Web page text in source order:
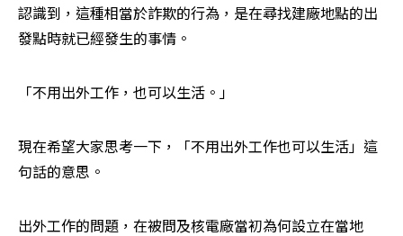
認識到，這種相當於詐欺的行為，是在尋找建廠地點的出
發點時就已經發生的事情。
「不用出外工作，也可以生活。」
現在希望大家思考一下，「不用出外工作也可以生活」這
句話的意思。
出外工作的問題，在被問及核電廠當初為何設立在當地